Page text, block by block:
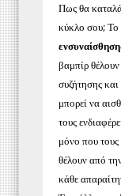
Πως θα
κύκλο σου;Το
βαμπίρ θέλουν
συζήτησης
μπορεί να
τους
μόνο που τους
θέλουν από
κάθε